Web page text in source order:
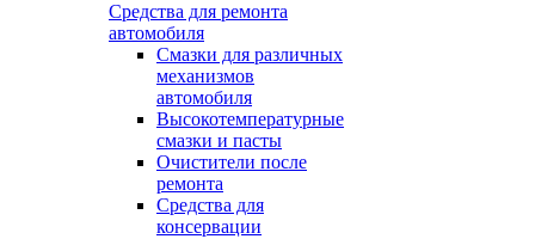
Средства для ремонта
автомобиля
Смазки для различных
механизмов
автомобиля
Высокотемпературные
смазки и пасты
Очистители после
ремонта
Средства для
консервации